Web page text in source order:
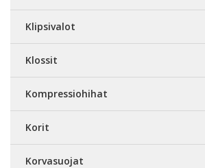
Klipsivalot
Klossit
Kompressiohihat
Korit
Korvasuojat